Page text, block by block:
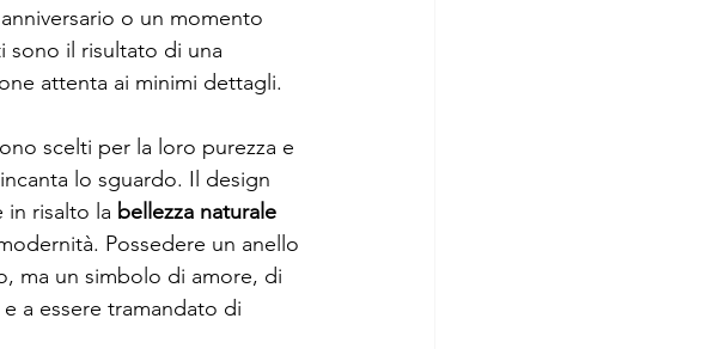
o un momento
sono il risultato di una
attenta ai minimi dettagli.
scelti per la loro purezza e
lo sguardo. Il design
in risalto la bellezza naturale
Possedere un anello
ma un simbolo di amore, di
a essere tramandato di